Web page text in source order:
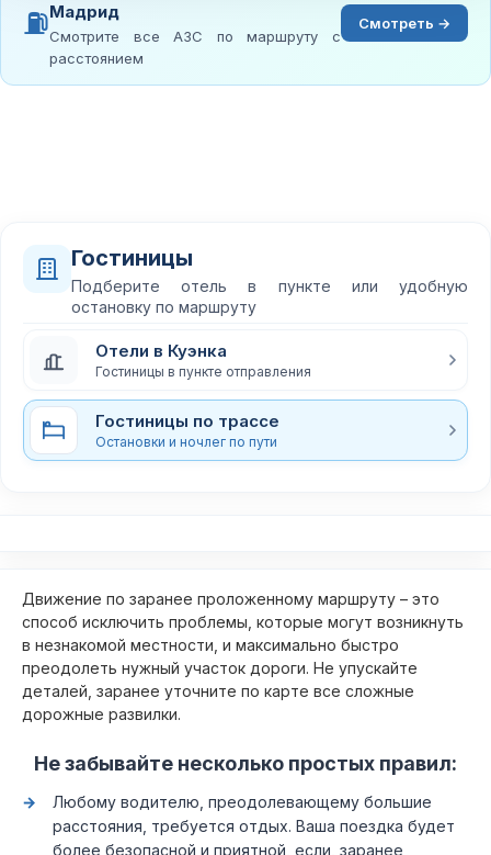
⛽Мадрид
Смотрите все АЗС по маршруту с
расстоянием
Смотреть →
Гостиницы
Подберите отель в пункте или удобную
остановку по маршруту
Отели в Куэнка
Гостиницы в пункте отправления
Гостиницы по трассе
Остановки и ночлег по пути
Движение по заранее проложенному маршруту – это
способ исключить проблемы, которые могут возникнуть
в незнакомой местности, и максимально быстро
преодолеть нужный участок дороги. Не упускайте
деталей, заранее уточните по карте все сложные
дорожные развилки.
Не забывайте несколько простых правил:
Любому водителю, преодолевающему большие
расстояния, требуется отдых. Ваша поездка будет
более безопасной и приятной, если, заранее